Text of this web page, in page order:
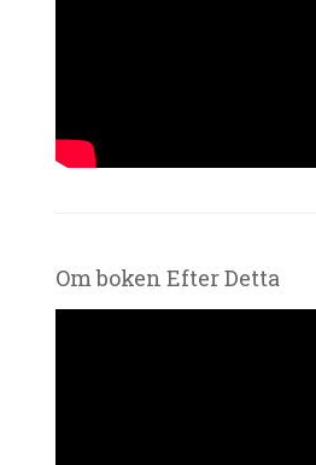
Om boken Efter Detta